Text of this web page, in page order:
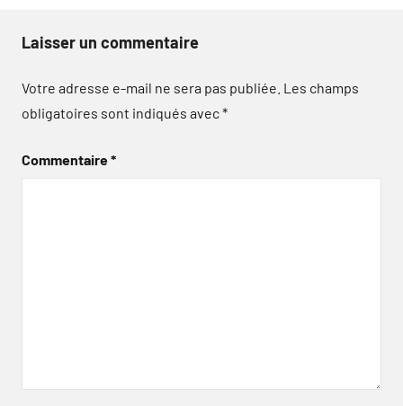
Laisser un commentaire
Votre adresse e-mail ne sera pas publiée. Les champs
obligatoires sont indiqués avec*
Commentaire*